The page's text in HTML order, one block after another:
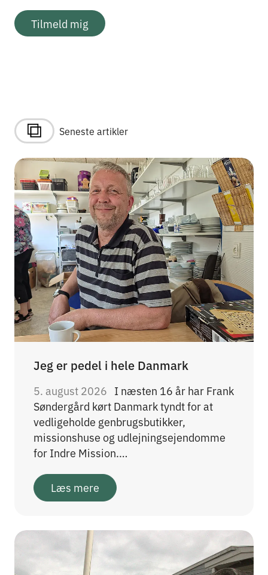
Tilmeld mig
Seneste artikler
Jeg er pedel i hele Danmark
5. august 2026 I næsten 16 år har Frank
Søndergård kørt Danmark tyndt for at
vedligeholde genbrugsbutikker,
missionshuse og udlejningsejendomme
for Indre Mission.…
Læs mere